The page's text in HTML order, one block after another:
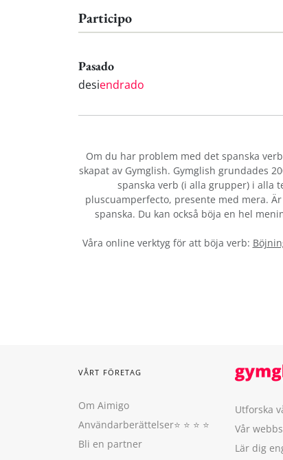
Participo
Pasado
desiendrado
Om du har problem med det spanska
skapat av Gymglish. Gymglish grundades
spanska verb (i alla grupper) i alla
pluscuamperfecto, presente med mera.
spanska. Du kan också böja en hel
Våra online verktyg för att böja verb:
VÅRT FÖRETAG
Om Aimigo
Användarberättelser⭐️ ⭐️ ⭐️ ⭐️
Bli en partner
Utforska
Vår
Lär dig